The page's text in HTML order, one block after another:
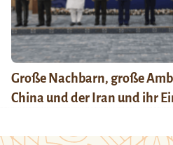
Große Nachbarn, große
China und der Iran und ihr